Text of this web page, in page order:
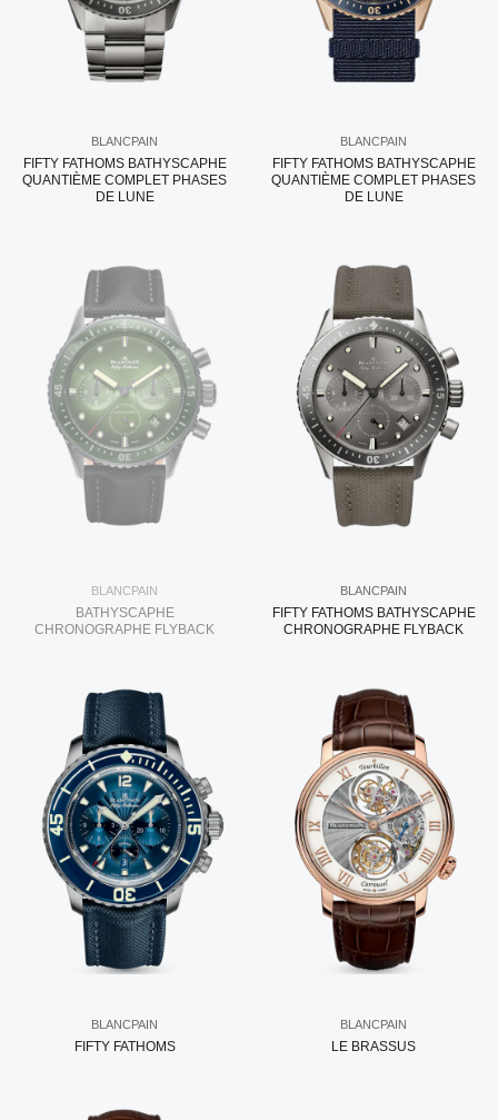
BLANCPAIN
FIFTY FATHOMS BATHYSCAPHE
QUANTIÈME COMPLET PHASES
DE LUNE
BLANCPAIN
FIFTY FATHOMS BATHYSCAPHE
QUANTIÈME COMPLET PHASES
DE LUNE
BLANCPAIN
BATHYSCAPHE
CHRONOGRAPHE FLYBACK
BLANCPAIN
FIFTY FATHOMS BATHYSCAPHE
CHRONOGRAPHE FLYBACK
BLANCPAIN
FIFTY FATHOMS
BLANCPAIN
LE BRASSUS